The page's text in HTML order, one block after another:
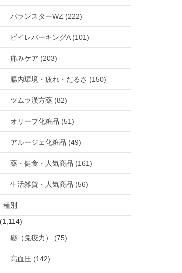
バランスターWZ (222)
ビイレバーキングA (101)
痛みケア (203)
腸内環境・疲れ・だるさ (150)
ツムラ漢方薬 (82)
オリーブ化粧品 (51)
アルージェ化粧品 (49)
薬・健食・人気商品 (161)
生活雑貨・人気商品 (56)
種別
(1,114)
癌（免疫力） (75)
高血圧 (142)